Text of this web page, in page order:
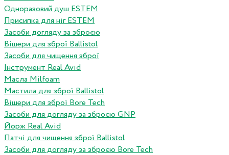
Одноразовий душ ESTEM
Присипка для ніг ESTEM
Засоби догляду за зброєю
Вішери для зброї Ballistol
Засоби для чищення зброї
Інструмент Real Avid
Масла Milfoam
Мастила для зброї Ballistol
Вішери для зброї Bore Tech
Засоби для догляду за зброєю GNP
Йорж Real Avid
Патчі для чищення зброї Ballistol
Засоби для догляду за зброєю Bore Tech